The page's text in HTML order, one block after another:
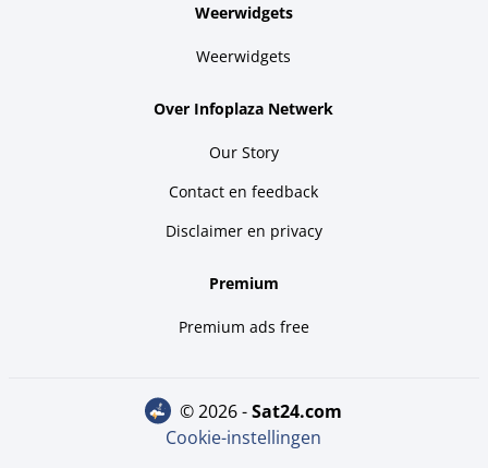
Weerwidgets
Weerwidgets
Over Infoplaza Netwerk
Our Story
Contact en feedback
Disclaimer en privacy
Premium
Premium ads free
© 2026 - sat24.com
Cookie-instellingen